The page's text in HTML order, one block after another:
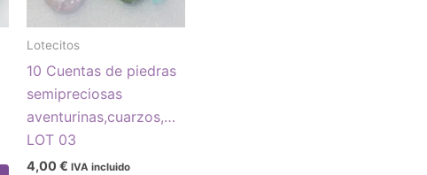
Lotecitos
10 Cuentas de piedras
semipreciosas
aventurinas,cuarzos,…
LOT 03
4,00 € IVA incluido